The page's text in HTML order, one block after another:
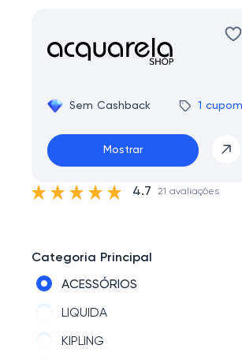
Sem Cashback 1 cupom
Mostrar
4.7 21 avaliações
Categoria Principal
ACESSÓRIOS
LIQUIDA
KIPLING